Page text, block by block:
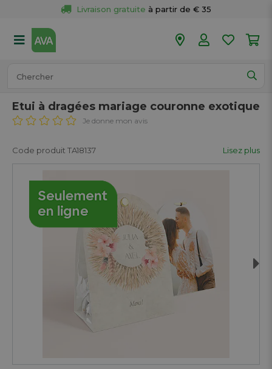
Livraison gratuite à partir de € 35
50 magasins
Etui à dragées mariage couronne exotique
Je donne mon avis
Code produit TA18137 Lisez plus